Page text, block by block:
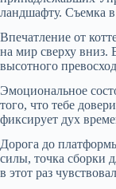
ландшафту. Съемка
Впечатление от
на мир сверху вниз.
высотного
Эмоциональное
того, что тебе
фиксирует дух
Дорога до
силы, точка сборки
в этот раз